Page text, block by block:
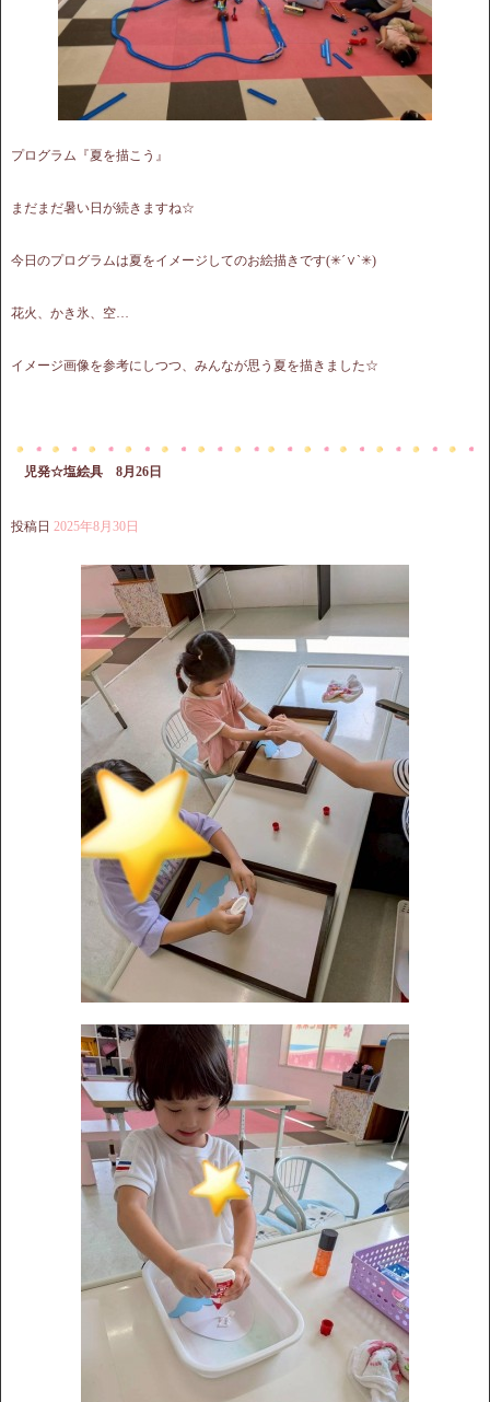
プログラム『夏を描こう』
まだまだ暑い日が続きますね☆
今日のプログラムは夏をイメージしてのお絵描きです(✳︎´∨︎`✳︎)
花火、かき氷、空…
イメージ画像を参考にしつつ、みんなが思う夏を描きました☆
児発☆塩絵具 8月26日
投稿日 2025年8月30日